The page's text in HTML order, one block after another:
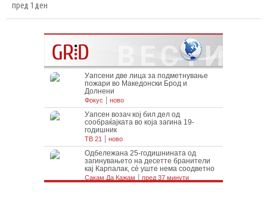
пред 1 ден